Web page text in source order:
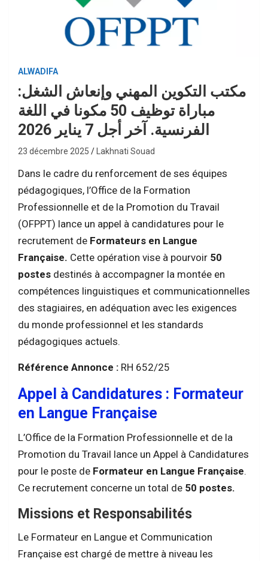
ALWADIFA
مكتب التكوين المهني وإنعاش الشغل:
مباراة توظيف 50 مكونا في اللغة
الفرنسية. آخر أجل 7 يناير 2026
23 décembre 2025 Lakhnati Souad
Dans le cadre du renforcement de ses équipes
pédagogiques, l’Office de la Formation
Professionnelle et de la Promotion du Travail
(OFPPT) lance un appel à candidatures pour le
recrutement de Formateurs en Langue
Française. Cette opération vise à pourvoir 50
postes destinés à accompagner la montée en
compétences linguistiques et communicationnelles
des stagiaires, en adéquation avec les exigences
du monde professionnel et les standards
pédagogiques actuels.
Référence Annonce : RH 652/25
Appel à Candidatures : Formateur
en Langue Française
L’Office de la Formation Professionnelle et de la
Promotion du Travail lance un Appel à Candidatures
pour le poste de Formateur en Langue Française.
Ce recrutement concerne un total de 50 postes.
Missions et Responsabilités
Le Formateur en Langue et Communication
Française est chargé de mettre à niveau les